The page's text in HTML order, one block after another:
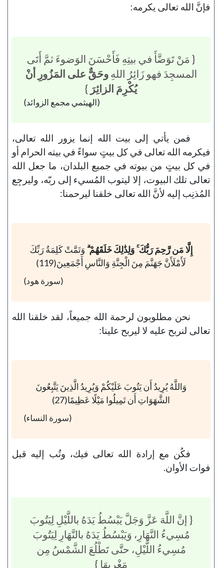
فإنَّ الله تعالى يكرمه:
{ مَنْ تَوَضَّأَ في بيتِهِ فَأَحْسَنَ الوَضوءَ ثمَّ أَتَى
المسجِدَ فهو زَائِرُ اللهِوحَقٌّ على المَزُورِ أنْ
يُكْرِمَ الزائِرَ }
(الهيثمي مجمع الزوائد)
فمن يأتي إلى بيت الله إنما يزور الله تعالى،
فيكرمه الله تعالى في كل بيتٍ سواءً في بيته الحرام أو
في كل بيتٍ من بيوته في جميع البلدان، ما جعل الله
تعالى تلك البيوت، إلا ليتوب المُسيء إلى ربّه، وليرجِع
المُذنِب إليه لأنَّ الله تعالى خلقنا ليرحمنا:
إِلَّا مَن رَّحِمَ رَبُّكَ ۚ وَلِذَٰلِكَ خَلَقَهُمْ ۗ وَتَمَّتْ كَلِمَةُ رَبِّكَ
لَأَمْلَأَنَّ جَهَنَّمَ مِنَ الْجِنَّةِ وَالنَّاسِ أَجْمَعِينَ(119)
(سورة هود)
نحن مطلوبون لرحمة الله جميعاً، لقد خلقنا الله
تعالى لنربح عليه لا ليربح علينا:
وَاللَّهُ يُرِيدُ أَن يَتُوبَ عَلَيْكُمْ وَيُرِيدُ الَّذِينَ يَتَّبِعُونَ
الشَّهَوَاتِ أَن تَمِيلُوا مَيْلًا عَظِيمًا(27)
(سورة النساء)
فكُن مع إرادة الله تعالى فيك، وتُب إليه قبل
فوات الأوان.
{ إنَّ اللَّهَ عَزَّ وَجَلَّ يَبْسُطُ يَدَهُ باللَّيْلِ لِيَتُوبَ
مُسِيءُ النَّهَارِ، وَيَبْسُطُ يَدَهُ بالنَّهَارِ لِيَتُوبَ
مُسِيءُ اللَّيْلِ، حتَّى تَطْلُعَ الشَّمْسُ مِن
مَغْرِبِهَا }